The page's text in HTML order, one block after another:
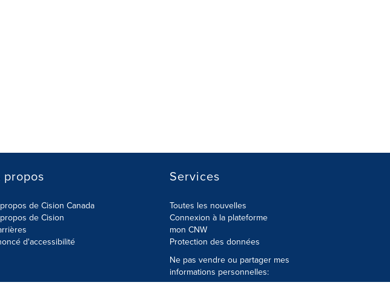
propos
de Cision Canada
de Cision
d'accessibilité
Services
Toutes les nouvelles
Connexion à la plateforme
mon CNW
Protection des données
Ne pas vendre ou partager mes
informations personnelles: